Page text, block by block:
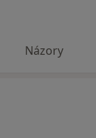
Názory